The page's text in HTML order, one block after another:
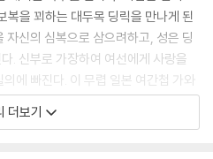
복을 꾀하는 대두목 딩릭을 만나게 된
자신의 심복으로 삼으려하고, 성은 딩
. 신부로 가장하여 여선에게 사랑을
에 빠진다. 이 무렵 일본 여간첩 가와
리고 나타나 대군의 초능력으로 딩을
가와시마는 10일 후 카드로 재대결
더보기